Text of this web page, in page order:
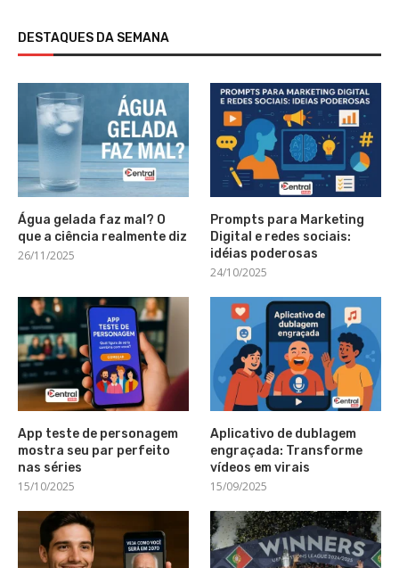
DESTAQUES DA SEMANA
Água gelada faz mal? O
que a ciência realmente diz
26/11/2025
Prompts para Marketing
Digital e redes sociais:
idéias poderosas
24/10/2025
App teste de personagem
mostra seu par perfeito
nas séries
15/10/2025
Aplicativo de dublagem
engraçada: Transforme
vídeos em virais
15/09/2025